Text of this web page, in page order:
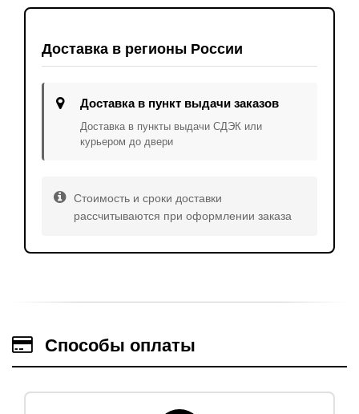
Доставка в регионы России
Доставка в пункт выдачи заказов
Доставка в пункты выдачи СДЭК или
курьером до двери
Стоимость и сроки доставки
рассчитываются при оформлении заказа
Способы оплаты